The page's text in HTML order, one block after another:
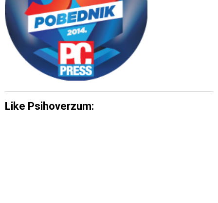
Like Psihoverzum: